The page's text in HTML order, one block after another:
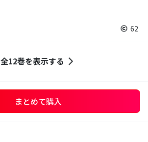
62
全12巻を表示する
まとめて購入